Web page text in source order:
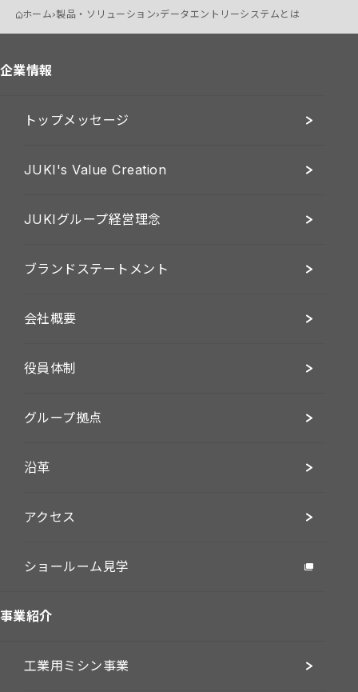
ホーム 製品・ソリューション データエントリーシステムとは
企業情報
トップメッセージ
JUKI's Value Creation
JUKIグループ経営理念
ブランドステートメント
会社概要
役員体制
グループ拠点
沿革
アクセス
ショールーム見学
事業紹介
工業用ミシン事業